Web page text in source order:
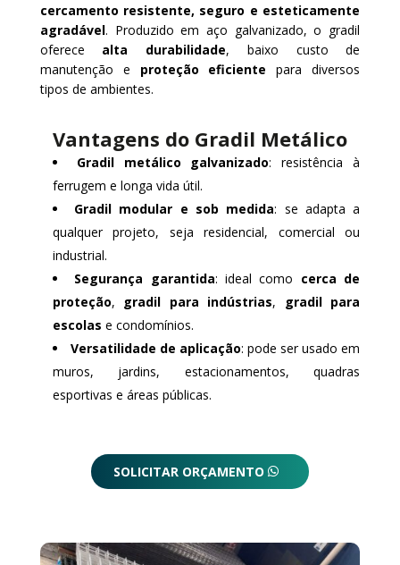
cercamento resistente, seguro e esteticamente
agradável. Produzido em aço galvanizado, o gradil
oferece alta durabilidade, baixo custo de
manutenção e proteção eficiente para diversos
tipos de ambientes.
Vantagens do Gradil Metálico
Gradil metálico galvanizado: resistência à
ferrugem e longa vida útil.
Gradil modular e sob medida: se adapta a
qualquer projeto, seja residencial, comercial ou
industrial.
Segurança garantida: ideal como cerca de
proteção, gradil para indústrias, gradil para
escolas e condomínios.
Versatilidade de aplicação: pode ser usado em
muros, jardins, estacionamentos, quadras
esportivas e áreas públicas.
SOLICITAR ORÇAMENTO